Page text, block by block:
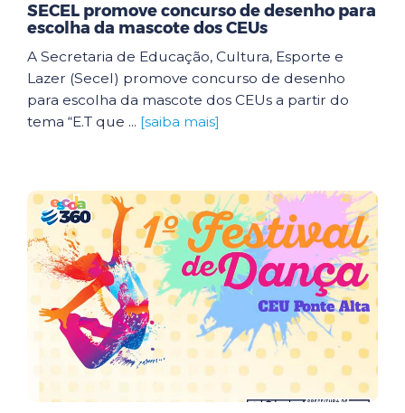
SECEL promove concurso de desenho para
escolha da mascote dos CEUs
A Secretaria de Educação, Cultura, Esporte e
Lazer (Secel) promove concurso de desenho
para escolha da mascote dos CEUs a partir do
tema “E.T que ... [saiba mais]